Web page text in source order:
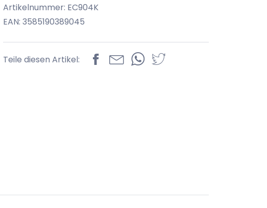
Artikelnummer: EC904K
EAN: 3585190389045
Teile diesen Artikel: